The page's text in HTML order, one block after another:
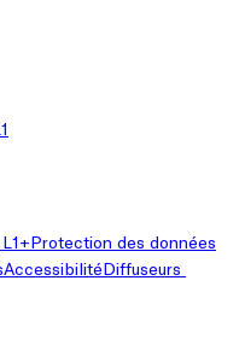
Protection des données
AccessibilitéDiffuseurs